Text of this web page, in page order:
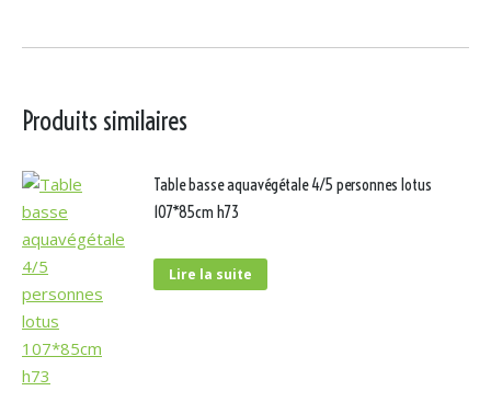
Produits similaires
Table basse aquavégétale 4/5 personnes lotus
107*85cm h73
Lire la suite